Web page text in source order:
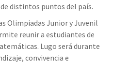
distintos puntos del país.
Olimpiadas Junior y Juvenil
reunir a estudiantes de
Lugo será durante
convivencia e